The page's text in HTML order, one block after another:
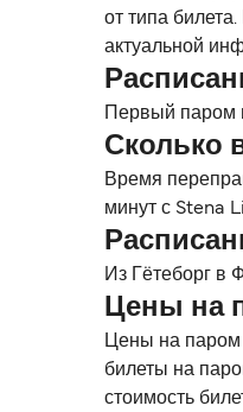
от типа
актуальной
Первый паром
Сколько
Время
минут с Stena
Из Гётеборг в
Цены на
Цены на паром
билеты на
стоимость